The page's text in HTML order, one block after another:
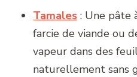
Tamales : Une pâte
farcie de viande ou
vapeur dans des
naturellement sans